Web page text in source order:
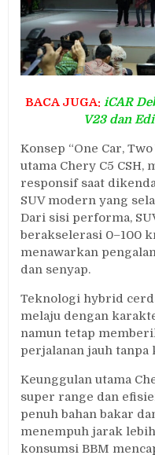
BACA JUGA: iCAR
V23 dan
Konsep “One Car,
utama Chery C5
responsif saat
SUV modern yang
Dari sisi performa,
berakselerasi 0–100
menawarkan
dan senyap.
Teknologi hybrid
melaju dengan
namun tetap
perjalanan jauh
Keunggulan utama
super range dan
penuh bahan bakar
menempuh jarak
konsumsi BBM